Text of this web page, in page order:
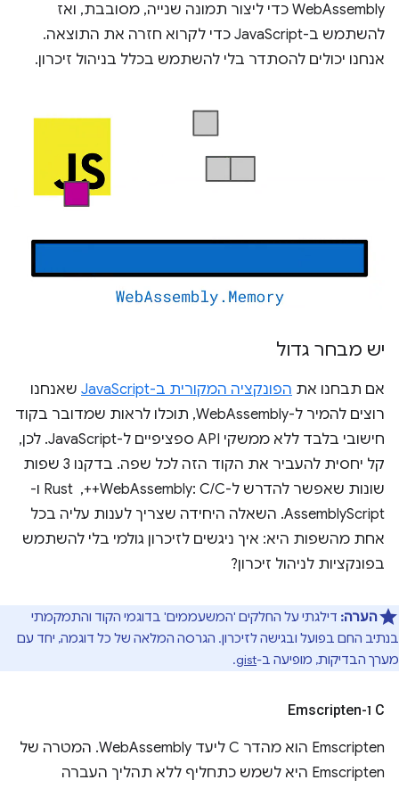
WebAssembly כדי ליצור תמונה שנייה, מסובבת, ואז
להשתמש ב-JavaScript כדי לקרוא חזרה את התוצאה.
אנחנו יכולים להסתדר בלי להשתמש בכלל בניהול זיכרון.
יש מבחר גדול
אם תבחנו את הפונקציה המקורית ב-JavaScript
שאנחנו
רוצים להמיר ל-WebAssembly, תוכלו לראות שמדובר בקוד
חישובי בלבד ללא ממשקי API ספציפיים ל-JavaScript. לכן,
קל יחסית להעביר את הקוד הזה לכל שפה. בדקנו 3 שפות
שונות שאפשר להדרש ל-WebAssembly: C/C++, ‏ Rust ו-
AssemblyScript. השאלה היחידה שצריך לענות עליה בכל
אחת מהשפות היא: איך ניגשים לזיכרון גולמי בלי להשתמש
בפונקציות לניהול זיכרון?
הערה: דילגתי על החלקים 'המשעממים' בדוגמי הקוד והתמקמתי
בנתיב החם בפועל ובגישה לזיכרון. הגרסה המלאה של כל דוגמה, יחד עם
מערך הבדיקות, מופיעה ב-gist
.
C ו-Emscripten
Emscripten הוא מהדר C ליעד WebAssembly. המטרה של
Emscripten היא לשמש כתחליף ללא תהליך העברה